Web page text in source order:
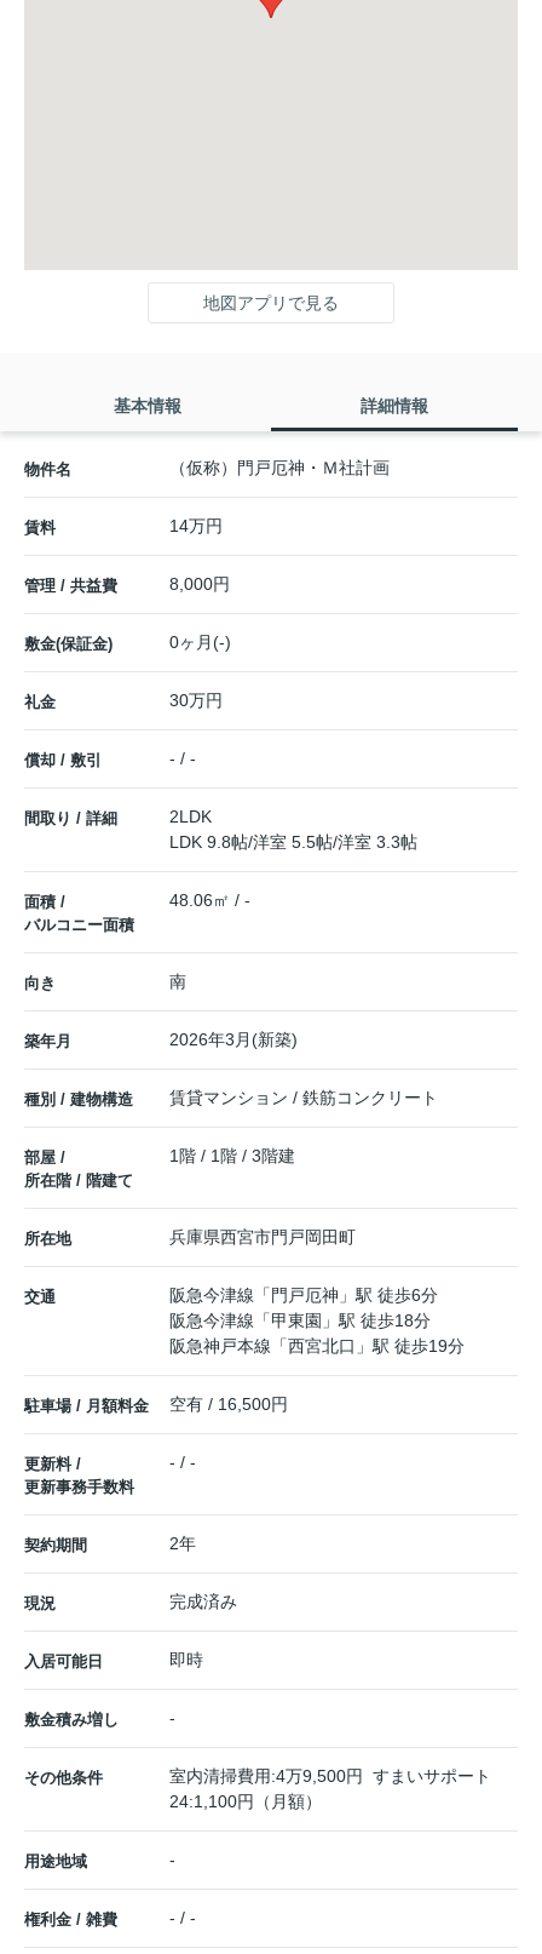
地図アプリで見る
基本情報 詳細情報
物件名 （仮称）門戸厄神・Ｍ社計画
賃料 14万円
管理 / 共益費 8,000円
敷金(保証金) 0ヶ月(-)
礼金 30万円
償却 / 敷引 - / -
間取り / 詳細
2LDK
LDK 9.8帖/洋室 5.5帖/洋室 3.3帖
面積 /
バルコニー面積
48.06㎡ / -
向き 南
築年月 2026年3月(新築)
種別 / 建物構造 賃貸マンション / 鉄筋コンクリート
部屋 /
所在階 / 階建て
1階 / 1階 / 3階建
所在地 兵庫県西宮市門戸岡田町
交通 阪急今津線 「 門戸厄神 」駅 徒歩6分
阪急今津線 「甲東園 」駅 徒歩18分
阪急神戸本線 「西宮北口 」駅 徒歩19分
駐車場 / 月額料金 空有 / 16,500円
更新料 /
更新事務手数料
- / -
契約期間 2年
現況 完成済み
入居可能日 即時
敷金積み増し -
その他条件
室内清掃費用:4万9,500円 すまいサポート
24:1,100円（月額）
用途地域 -
権利金 / 雑費 - / -